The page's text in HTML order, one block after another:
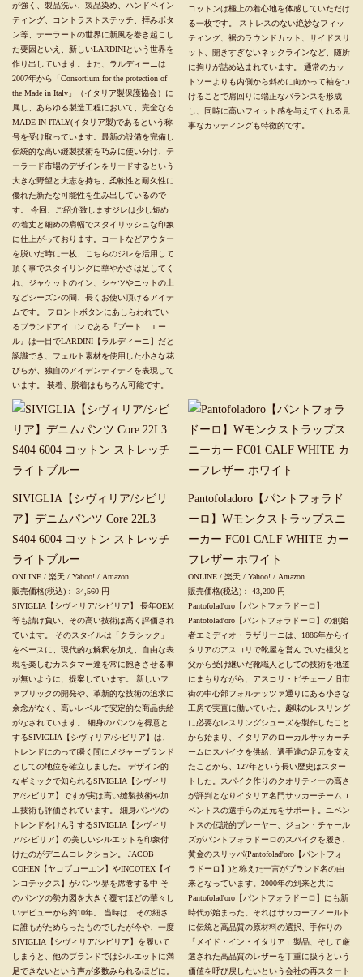
が強く、製品洗い、製品染め、ハンドペイン
ティング、コントラストステッチ、拝みボタ
ン等、テーラードの世界に新風を巻き起こし
た要因といえ、新しいLARDINIという世界を
作り出しています。また、ラルディーニは
2007年から「Consortium for the protection of
the Made in Italy」（イタリア製保護協会）に
属し、あらゆる製造工程において、完全なる
MADE IN ITALY(イタリア製)であるという称
号を受け取っています。最新の設備を完備し
伝統的な高い縫製技術を巧みに使い分け、テ
ーラード市場のデザインをリードするという
大きな野望と大志を持ち、柔軟性と耐久性に
優れた新たな可能性を生み出しているので
す。 今回、ご紹介致しますジレは少し短め
の着丈と細めの肩幅でスタイリッシュな印象
に仕上がっております。コートなどアウター
を脱いだ時に一枚、こちらのジレを活用して
頂く事でスタイリングに華やかさは足してく
れ、ジャケットのイン、シャツやニットの上
などシーズンの間、長くお使い頂けるアイテ
ムです。 フロントボタンにあしらわれてい
るブランドアイコンである『ブートニエー
ル』は一目でLARDINI【ラルディーニ】だと
認識でき、フェルト素材を使用した小さな花
びらが、独自のアイデンティティを表現して
います。 装着、脱着はもちろん可能です。
コットンは極上の着心地を体感していただけ
る一枚です。 ストレスのない絶妙なフィッ
ティング、裾のラウンドカット、サイドスリ
ット、開きすぎないネックラインなど、随所
に拘りが詰め込まれています。 通常のカッ
トソーよりも内側から斜めに向かって袖をつ
けることで肩回りに端正なバランスを形成
し、同時に高いフィット感を与えてくれる見
事なカッティングも特徴的です。
SIVIGLIA【シヴィリア/シビリ
ア】デニムパンツ Core 22L3
S404 6004 コットン ストレッチ
ライトブルー
ONLINE / 楽天 / Yahoo! / Amazon
販売価格(税込)： 34,560 円
SIVIGLIA【シヴィリア/シビリア】 長年OEM
等も請け負い、その高い技術は高く評価され
ています。 そのスタイルは「クラシック」
をベースに、現代的な解釈を加え、自由な表
現を楽しむカスタマー達を常に飽きさせる事
が無いように、提案しています。 新しいフ
ァブリックの開発や、革新的な技術の追求に
余念がなく、高いレベルで安定的な商品供給
がなされています。 細身のパンツを得意と
するSIVIGLIA【シヴィリア/シビリア】は、
トレンドにのって瞬く間にメジャーブランド
としての地位を確立しました。 デザイン的
なギミックで知られるSIVIGLIA【シヴィリ
ア/シビリア】ですが実は高い縫製技術や加
工技術も評価されています。 細身パンツの
トレンドをけん引するSIVIGLIA【シヴィリ
ア/シビリア】の美しいシルエットを印象付
けたのがデニムコレクション。 JACOB
COHEN【ヤコブコーエン】やINCOTEX【イ
ンコテックス】がパンツ界を席巻する中 そ
のパンツの勢力図を大きく覆すほどの華々し
いデビューから約10年。 当時は、その細さ
に誰もがためらったものでしたが今や、一度
SIVIGLIA【シヴィリア/シビリア】を履いて
しまうと、他のブランドではシルエットに満
足できないという声が多数みられるほどに。
Pantofoladoro【パントフォラド
ーロ】Wモンクストラップスニ
ーカー FC01 CALF WHITE カー
フレザー ホワイト
ONLINE/楽天/Yahoo! /Amazon
販売価格(税込)：43,200 円
Pantofolad'oro【パントフォラドーロ】
Pantofolad'oro【パントフォラドーロ】の創始
者エミディオ・ラザリーニは、1886年からイ
タリアのアスコリで靴屋を営んでいた祖父と
父から受け継いだ靴職人としての技術を地道
にまもりながら、アスコリ・ピチェーノ旧市
街の中心部フォルテッツァ通りにある小さな
工房で実直に働いていた。趣味のレスリング
に必要なレスリングシューズを製作したこと
から始まり、イタリアのローカルサッカーチ
ームにスパイクを供給、選手達の足元を支え
たことから、127年という長い歴史はスター
トした。スパイク作りのクオリティーの高さ
が評判となりイタリア名門サッカーチームユ
ベントスの選手らの足元をサポート。ユベン
トスの伝説的プレーヤー、ジョン・チャール
ズがパントフォラドーロのスパイクを履き、
黄金のスリッパ(Pantofolad'oro【パントフォ
ラドーロ】)と称えた一言がブランド名の由
来となっています。2000年の到来と共に
Pantofolad'oro【パントフォラドーロ】にも新
時代が始まった。それはサッカーフィールド
に伝統と高品質の原材料の選択、手作りの
「メイド・イン・イタリア」製品、そして厳
選された高品質のレザーを丁重に扱うという
価値を呼び戻したいという会社の再スタート